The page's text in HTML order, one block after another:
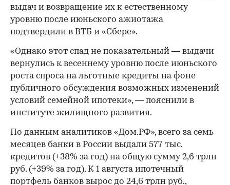
выдач и возвращение их к естественному
уровню после июньского ажиотажа
подтвердили в ВТБ и «Сбере».
«Однако этот спад не показательный — выдачи
вернулись к весеннему уровню после июньского
роста спроса на льготные кредиты на фоне
публичного обсуждения возможных изменений
условий семейной ипотеки», — пояснили в
институте жилищного развития.
По данным аналитиков «Дом.РФ», всего за семь
месяцев банки в России выдали 577 тыс.
кредитов (+38% за год) на общую сумму 2,6 трлн
руб. (+39% за год). К 1 августа ипотечный
портфель банков вырос до 24,6 трлн руб.,